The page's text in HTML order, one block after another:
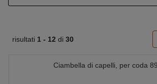
risultati 1 - 12 di 30
Ciambella di capelli, per coda